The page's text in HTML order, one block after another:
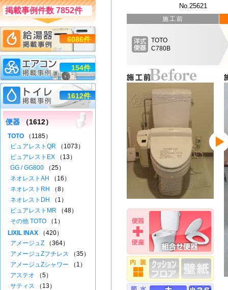
No.25621
施工前
TOTO
C780B
掲載事例件数 7852件
6086件
154件
1612件
便器 （1612）
TOTO （1185）
ピュアレストQR （1073）
ピュアレストEX （13）
GG / GG800 （25）
ネオレストAH
（16）
ネオレストRH
（8）
ネオレストDH
（1）
ピュアレストMR （48）
その他 TOTO （1）
LIXIL INAX （420）
アメージュZ （364）
アメージュZフチレス （35）
アメージュZシャワー （1）
アステオ （5）
サティス （13）